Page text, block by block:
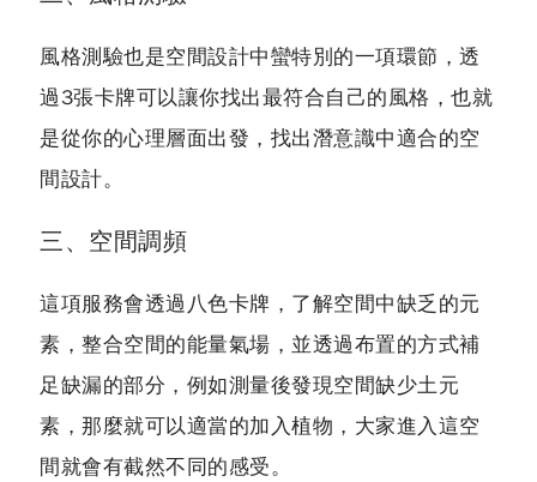
風格測驗也是空間設計中蠻特別的一項環節，透
過3張卡牌可以讓你找出最符合自己的風格，也就
是從你的心理層面出發，找出潛意識中適合的空
間設計。
三、空間調頻
這項服務會透過八色卡牌，了解空間中缺乏的元
素，整合空間的能量氣場，並透過布置的方式補
足缺漏的部分，例如測量後發現空間缺少土元
素，那麼就可以適當的加入植物，大家進入這空
間就會有截然不同的感受。